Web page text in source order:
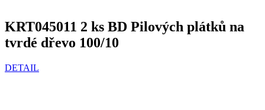
KRT045011 2 ks BD Pilových plátků na
tvrdé dřevo 100/10
DETAIL